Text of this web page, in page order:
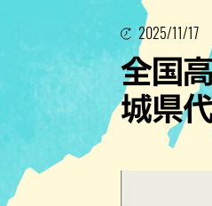
2025/11/17
全国
城県